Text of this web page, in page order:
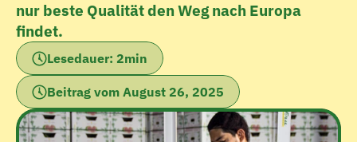
nur beste Qualität den Weg nach Europa
findet.
Lesedauer: 2min
Beitrag vom August 26, 2025